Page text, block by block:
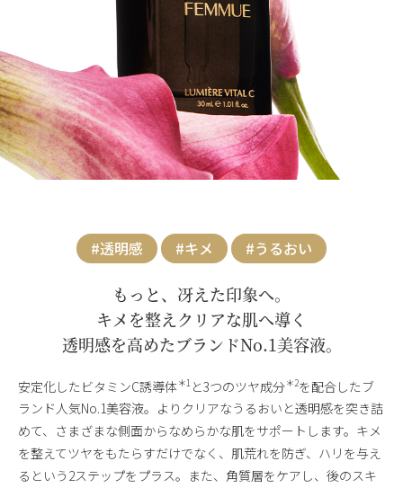
#透明感 #キメ #うるおい
もっと、冴えた印象へ。
キメを整えクリアな肌へ導く
透明感を高めたブランドNo.1美容液。
安定化したビタミンC誘導体＊1 と3つのツヤ成分＊2を配合したブ
ランド人気No.1美容液。よりクリアなうるおいと透明感を突き詰
めて、さまざまな側面からなめらかな肌をサポートします。キメ
を整えてツヤをもたらすだけでなく、肌荒れを防ぎ、ハリを与え
るという2ステップをプラス。また、角質層をケアし、後のスキ